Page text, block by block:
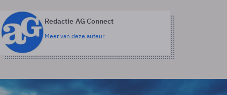
Redactie AG Connect
Meer van deze auteur